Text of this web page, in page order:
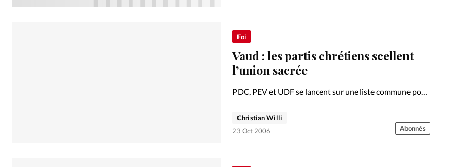
Foi
Vaud : les partis chrétiens scellent
l’union sacrée
PDC, PEV et UDF se lancent sur une liste commune pour
Christian Willi
23 Oct 2006
Abonnés